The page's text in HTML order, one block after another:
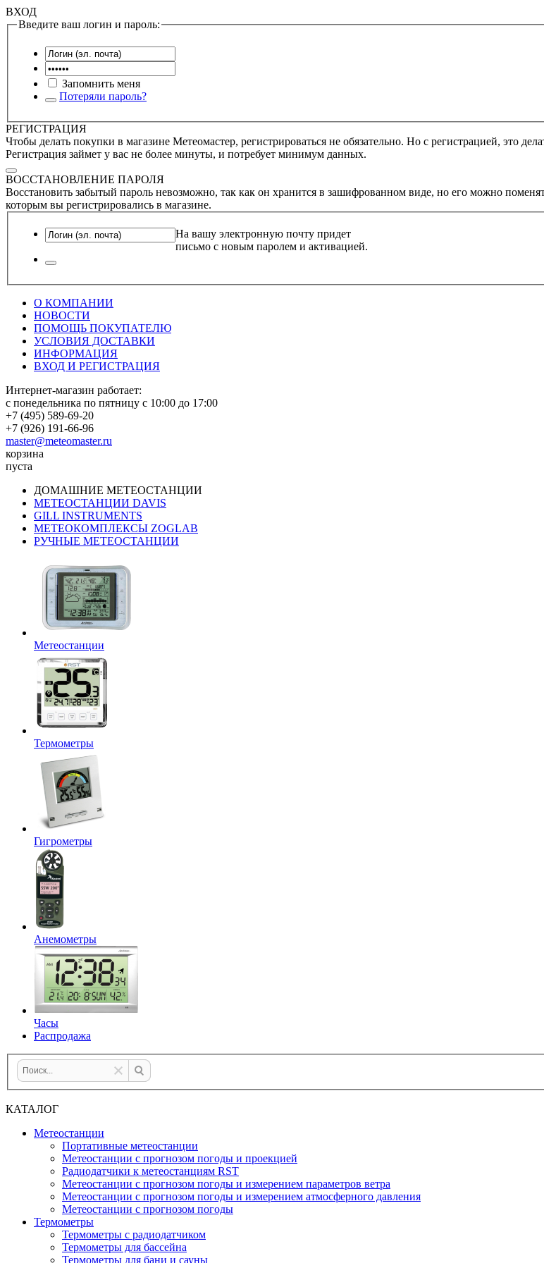
ВХОД
Введите ваш логин и пароль:
Запомнить меня
Потеряли пароль?
РЕГИСТРАЦИЯ
Чтобы делать покупки в магазине Метеомастер, регистрироваться не обязательно. Но с регистрацией, это
Регистрация займет у вас не более минуты, и потребует минимум данных.
ВОССТАНОВЛЕНИЕ ПАРОЛЯ
Восстановить забытый пароль невозможно, так как он хранится в зашифрованном виде, но его можно
которым вы регистрировались в магазине.
На вашу электронную почту придет
письмо с новым паролем и активацией.
О КОМПАНИИ
НОВОСТИ
ПОМОЩЬ ПОКУПАТЕЛЮ
УСЛОВИЯ ДОСТАВКИ
ИНФОРМАЦИЯ
ВХОД И РЕГИСТРАЦИЯ
Интернет-магазин работает:
с понедельника по пятницу с 10:00 до 17:00
+7 (495) 589-69-20
+7 (926) 191-66-96
master@meteomaster.ru
корзина
пуста
ДОМАШНИЕ МЕТЕОСТАНЦИИ
МЕТЕОСТАНЦИИ DAVIS
GILL INSTRUMENTS
МЕТЕОКОМПЛЕКСЫ ZOGLAB
РУЧНЫЕ МЕТЕОСТАНЦИИ
Метеостанции
Термометры
Гигрометры
Анемометры
Часы
Распродажа
КАТАЛОГ
Метеостанции
Портативные метеостанции
Метеостанции с прогнозом погоды и проекцией
Радиодатчики к метеостанциям RST
Метеостанции с прогнозом погоды и измерением параметров ветра
Метеостанции с прогнозом погоды и измерением атмосферного давления
Метеостанции с прогнозом погоды
Термометры
Термометры с радиодатчиком
Термометры для бассейна
Термометры для бани и сауны